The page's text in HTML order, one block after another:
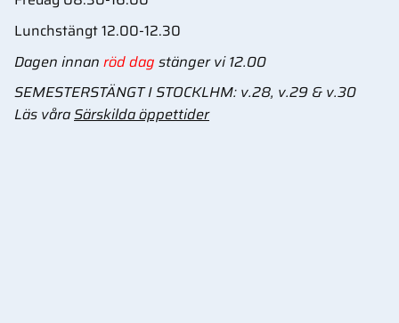
Lunchstängt 12.00-12.30
Dagen innan röd dag stänger vi 12.00
SEMESTERSTÄNGT I STOCKLHM: v.28, v.29 & v.30
Läs våraSärskilda öppettider